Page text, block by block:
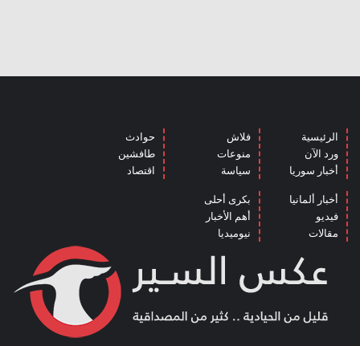
الرئيسية
ورد الآن
أخبار سوريا
فلاش
منوعات
سياسة
حوادث
طافشين
اقتصاد
أخبار ألمانيا
فيديو
مقالات
بكرى أحلى
أهم الأخبار
نيوميديا